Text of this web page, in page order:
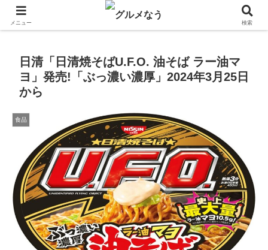
飲食店キャンペーン・食品飲料お菓子新発売のグルメニュース。
日清「日清焼そばU.F.O. 油そば ラー油マ
ヨ」発売!「ぶっ濃い濃厚」2024年3月25日
から
食品
メニュー 検索